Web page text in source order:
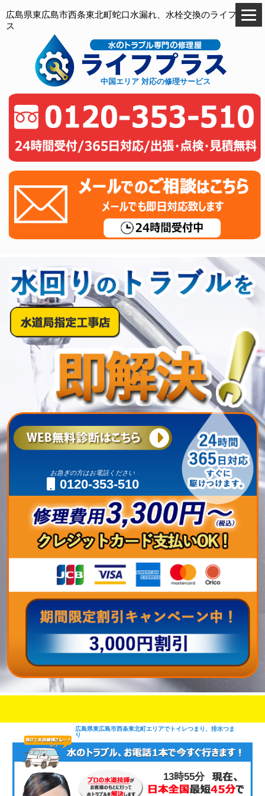
広島県東広島市西条東北町蛇口水漏れ、水栓交換のライフプラ
ス
中国エリア 対応の修理サービス
お急ぎの方はお電話ください
0120-353-510
広島県東広島市西条東北町エリアでトイレつまり、排水つま
り
13時55分